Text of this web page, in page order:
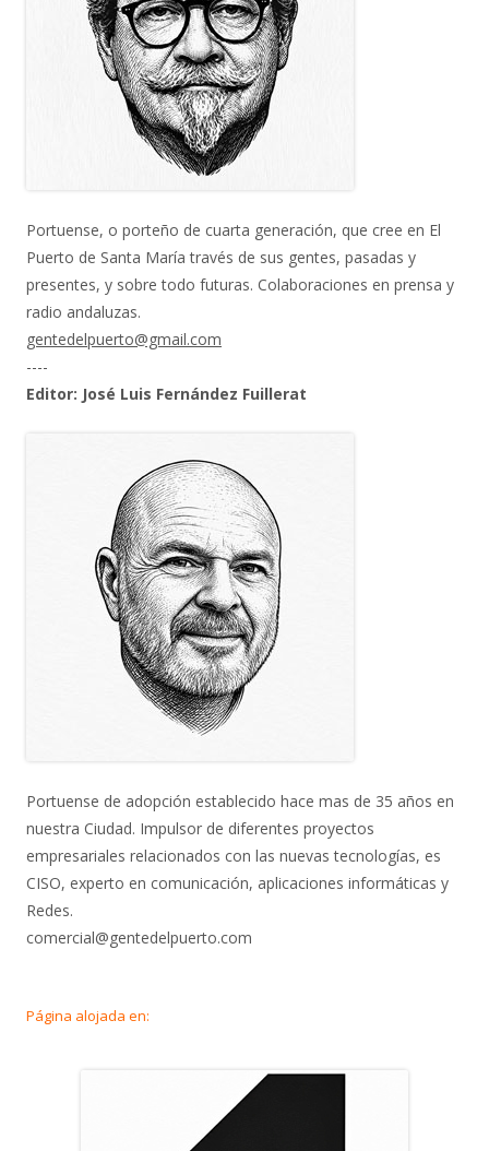
Portuense, o porteño de cuarta generación, que cree en El
Puerto de Santa María través de sus gentes, pasadas y
presentes, y sobre todo futuras. Colaboraciones en prensa y
radio andaluzas.
gentedelpuerto@gmail.com
----
Editor: José Luis Fernández Fuillerat
Portuense de adopción establecido hace mas de 35 años en
nuestra Ciudad. Impulsor de diferentes proyectos
empresariales relacionados con las nuevas tecnologías, es
CISO, experto en comunicación, aplicaciones informáticas y
Redes.
comercial@gentedelpuerto.com
Página alojada en: